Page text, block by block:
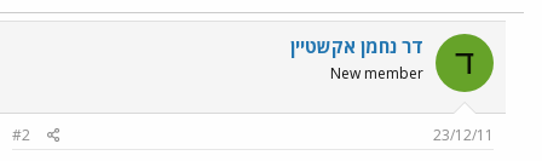
ד דר נחמן אקשטיין
New member
23/12/11
#2